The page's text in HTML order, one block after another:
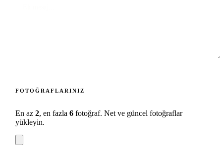
FOTOĞRAFLARINIZ
En az 2, en fazla 6 fotoğraf. Net ve güncel fotoğraflar
yükleyin.